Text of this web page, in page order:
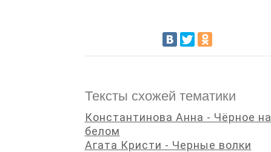
Тексты схожей тематики
Константинова Анна - Чёрное на
белом
Агата Кристи - Черные волки